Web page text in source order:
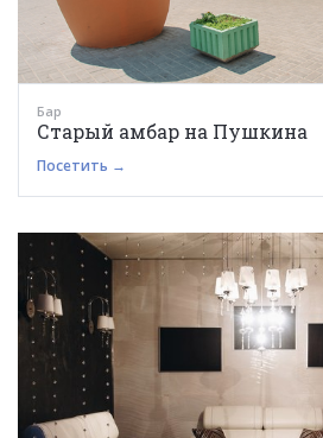
Бар
Старый амбар на Пушкина
Посетить →